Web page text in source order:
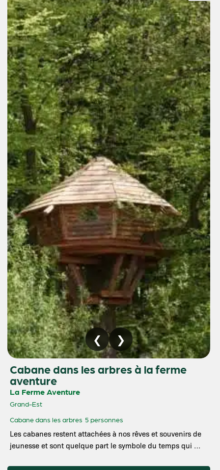
Cabane dans les arbres à la ferme
aventure
La Ferme Aventure
Grand-Est
Cabane dans les arbres 5 personnes
Les cabanes restent attachées à nos rêves et souvenirs de
jeunesse et sont quelque part le symbole du temps qui …